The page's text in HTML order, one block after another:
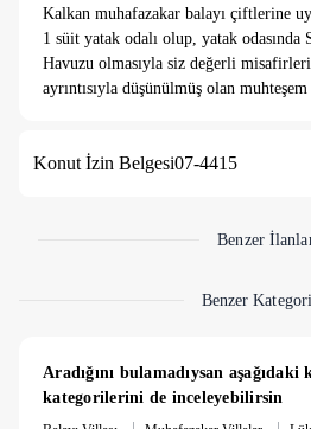
Kalkan muhafazakar balayı çiftlerine
1 süit yatak odalı olup, yatak odasında
Havuzu olmasıyla siz değerli
ayrıntısıyla düşünülmüş olan
salıncak, jakuzili, saunalı,
çiftlerinin tercihi olacaktır.
kurutma makinası, klima, TV, balkon,
Ayrıca bu odamızda balayı çiftleri için
Jakuzi, Bilardo, Isıtma havuzlu ve
Konut İzin Belgesi07-4415
Benzer
Benzer
Aradığını bulamadıysan
kategorilerini de inceleyebilirsin